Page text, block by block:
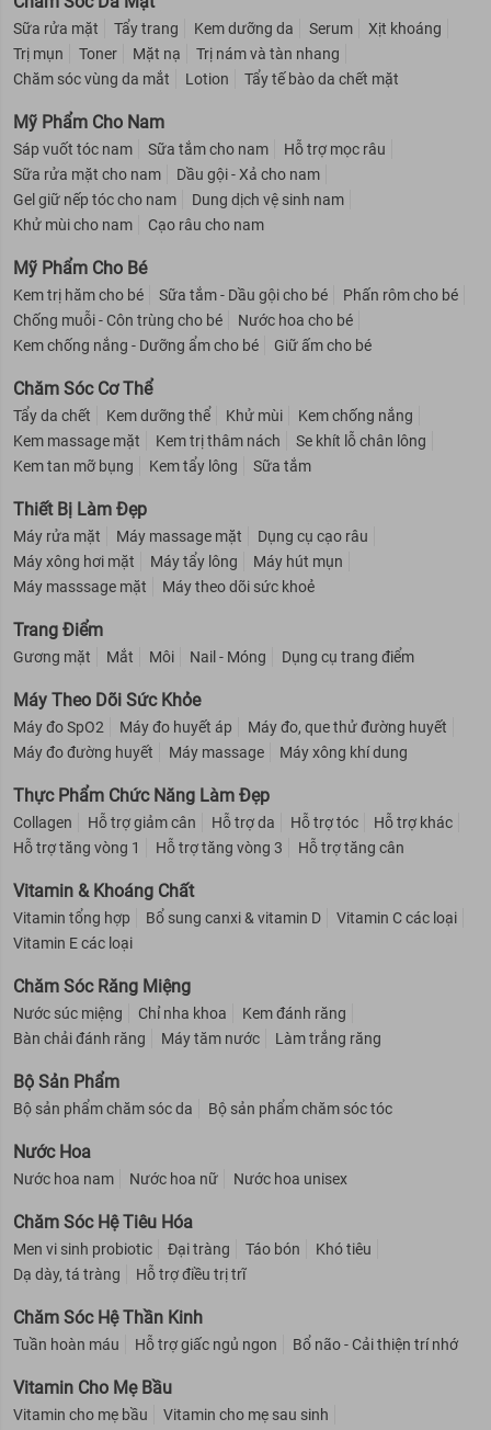
Sữa rửa mặt Tẩy trang Kem dưỡng da Serum
Xịt khoáng
Trị mụn
Toner Mặt nạ
Trị nám và tàn nhang
Chăm sóc vùng da mắt
Lotion Tẩy tế bào da chết mặt
Mỹ Phẩm Cho Nam
Sáp vuốt tóc nam Sữa tắm cho nam
Hỗ trợ mọc râu
Sữa rửa mặt cho nam
Dầu gội - Xả cho nam
Gel giữ nếp tóc cho nam
Dung dịch vệ sinh nam
Khử mùi cho nam
Cạo râu cho nam
Mỹ Phẩm Cho Bé
Kem trị hăm cho bé Sữa tắm - Dầu gội cho bé
Phấn rôm cho bé
Chống muỗi - Côn trùng cho bé
Nước hoa cho bé
Kem chống nắng - Dưỡng ẩm cho bé
Giữ ấm cho bé
Chăm Sóc Cơ Thể
Tẩy da chết Kem dưỡng thể Khử mùi
Kem chống nắng
Kem massage mặt
Kem trị thâm nách
Se khít lỗ chân lông
Kem tan mỡ bụng
Kem tẩy lông Sữa tắm
Thiết Bị Làm Đẹp
Máy rửa mặt Máy massage mặt
Dụng cụ cạo râu
Máy xông hơi mặt
Máy tẩy lông
Máy hút mụn
Máy masssage mặt
Máy theo dõi sức khoẻ
Trang Điểm
Gương mặt Mắt Môi Nail - Móng Dụng cụ trang điểm
Máy Theo Dõi Sức Khỏe
Máy đo SpO2 Máy đo huyết áp
Máy đo, que thử đường huyết
Máy đo đường huyết
Máy massage Máy xông khí dung
Thực Phẩm Chức Năng Làm Đẹp
Collagen Hỗ trợ giảm cân Hỗ trợ da Hỗ trợ tóc
Hỗ trợ khác
Hỗ trợ tăng vòng 1
Hỗ trợ tăng vòng 3 Hỗ trợ tăng cân
Vitamin & Khoáng Chất
Vitamin tổng hợp Bổ sung canxi & vitamin D
Vitamin C các loại
Vitamin E các loại
Chăm Sóc Răng Miệng
Nước súc miệng Chỉ nha khoa
Kem đánh răng
Bàn chải đánh răng
Máy tăm nước Làm trắng răng
Bộ Sản Phẩm
Bộ sản phẩm chăm sóc da Bộ sản phẩm chăm sóc tóc
Nước Hoa
Nước hoa nam Nước hoa nữ Nước hoa unisex
Chăm Sóc Hệ Tiêu Hóa
Men vi sinh probiotic Đại tràng Táo bón
Khó tiêu
Dạ dày, tá tràng
Hỗ trợ điều trị trĩ
Chăm Sóc Hệ Thần Kinh
Tuần hoàn máu Hỗ trợ giấc ngủ ngon Bổ não - Cải thiện trí nhớ
Vitamin Cho Mẹ Bầu
Vitamin cho mẹ bầu
Vitamin cho mẹ sau sinh